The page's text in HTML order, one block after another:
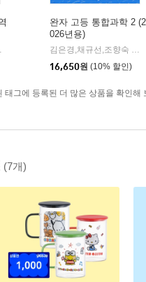
완자 고등 통합과학 2 (2
026년용)
김은경,채규선,조향숙 등저
16,650원 (10% 할인)
태그에 등록된 더 많은 상품을 확인해
(7개)